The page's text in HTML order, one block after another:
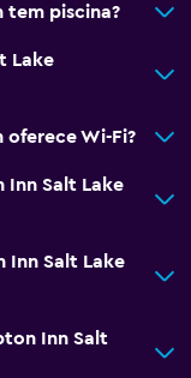
tem piscina?
Lake
Wi-Fi?
Inn Salt Lake
Inn Salt Lake
Inn Salt